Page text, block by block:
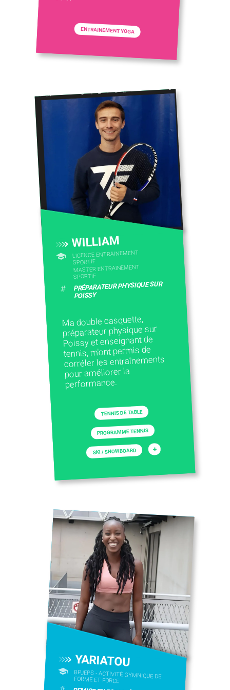
ENTRAINEMENT YOGA
WILLIAM
LICENCE ENTRAINEMENT
SPORTIF
MASTER ENTRAINEMENT
SPORTIF
# PRÉPARATEUR PHYSIQUE SUR
POISSY
Ma double casquette,
préparateur physique sur
Poissy et enseignant de
tennis, m'ont permis de
corréler les entraînements
pour améliorer la
performance.
TENNIS DE TABLE
PROGRAMME TENNIS
SKI / SNOWBOARD +
YARIATOU
BPJEPS - ACTIVITÉ GYMNIQUE DE
FORME ET FORCE